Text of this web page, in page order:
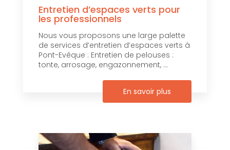
Entretien d’espaces verts pour
les professionnels
Nous vous proposons une large palette
de services d’entretien d’espaces verts à
Pont-Evêque : Entretien de pelouses :
tonte, arrosage, engazonnement, ...
En savoir plus